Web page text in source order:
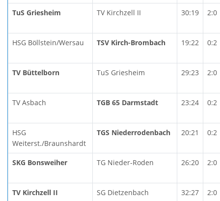
TuS Griesheim TV Kirchzell II 30:19 2:0
HSG Böllstein/Wersau TSV Kirch-Brombach 19:22 0:2
TV Büttelborn TuS Griesheim 29:23 2:0
TV Asbach TGB 65 Darmstadt 23:24 0:2
HSG
Weiterst./Braunshardt
TGS Niederrodenbach 20:21 0:2
SKG Bonsweiher TG Nieder-Roden 26:20 2:0
TV Kirchzell II SG Dietzenbach 32:27 2:0